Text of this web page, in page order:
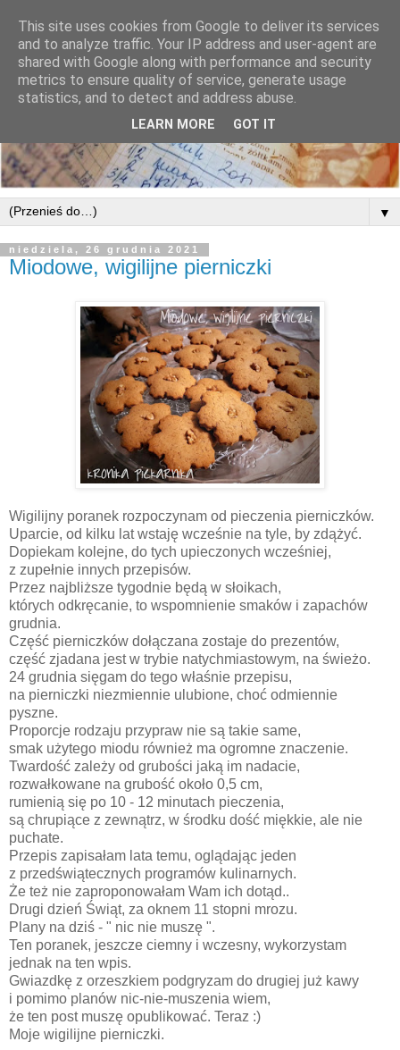
▼
niedziela, 26 grudnia 2021
Miodowe, wigilijne pierniczki
Wigilijny poranek rozpoczynam od pieczenia pierniczków.
Uparcie, od kilku lat wstaję wcześnie na tyle, by zdążyć.
Dopiekam kolejne, do tych upieczonych wcześniej,
z zupełnie innych przepisów.
Przez najbliższe tygodnie będą w słoikach,
których odkręcanie, to wspomnienie smaków i zapachów
grudnia.
Część pierniczków dołączana zostaje do prezentów,
część zjadana jest w trybie natychmiastowym, na świeżo.
24 grudnia sięgam do tego właśnie przepisu,
na pierniczki niezmiennie ulubione, choć odmiennie
pyszne.
Proporcje rodzaju przypraw nie są takie same,
smak użytego miodu również ma ogromne znaczenie.
Twardość zależy od grubości jaką im nadacie,
rozwałkowane na grubość około 0,5 cm,
rumienią się po 10 - 12 minutach pieczenia,
są chrupiące z zewnątrz, w środku dość miękkie, ale nie
puchate.
Przepis zapisałam lata temu, oglądając jeden
z przedświątecznych programów kulinarnych.
Że też nie zaproponowałam Wam ich dotąd..
Drugi dzień Świąt, za oknem 11 stopni mrozu.
Plany na dziś - " nic nie muszę ".
Ten poranek, jeszcze ciemny i wczesny, wykorzystam
jednak na ten wpis.
Gwiazdkę z orzeszkiem podgryzam do drugiej już kawy
i pomimo planów nic-nie-muszenia wiem,
że ten post muszę opublikować. Teraz :)
Moje wigilijne pierniczki.
This site uses cookies from Google to deliver its services
and to analyze traffic. Your IP address and user-agent are
shared with Google along with performance and security
metrics to ensure quality of service, generate usage
statistics, and to detect and address abuse.
LEARN MORE GOT IT